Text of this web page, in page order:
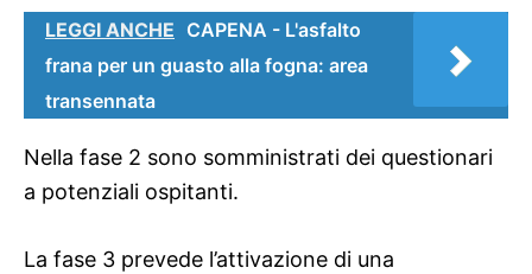
LEGGI ANCHE CAPENA - L'asfalto
frana per un guasto alla fogna: area
transennata
Nella fase 2 sono somministrati dei questionari
a potenziali ospitanti.
La fase 3 prevede l’attivazione di una